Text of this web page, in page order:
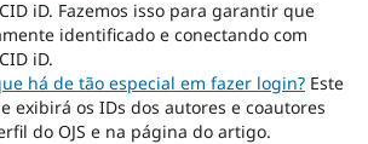
iD. Fazemos isso para garantir que
identificado e conectando com
iD.
há de tão especial em fazer login?Este
exibirá os IDs dos autores e coautores
do OJS e na página do artigo.